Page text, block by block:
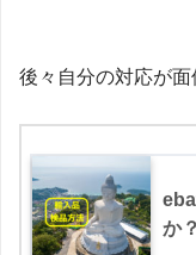
後々自分の対応が面
か